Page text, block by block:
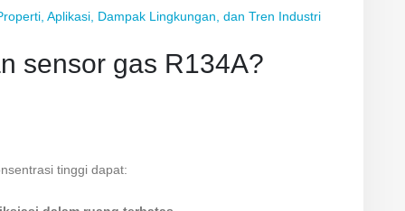
Aplikasi, Dampak Lingkungan, dan Tren Industri
sensor gas R134A?
tinggi dapat: